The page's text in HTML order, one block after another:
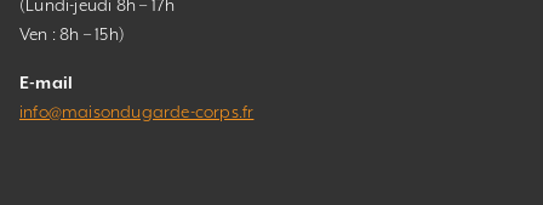
(Lundi-jeudi 8h – 17h
Ven : 8h – 15h)
E-mail
info@maisondugarde-corps.fr